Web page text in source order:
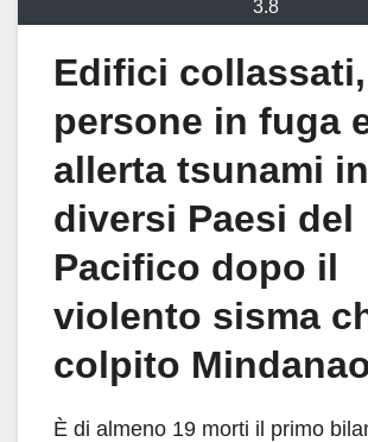
3.8
Edifici collassati,
persone in fuga
allerta tsunami in
diversi Paesi del
Pacifico dopo il
violento sisma
colpito
È di almeno 19 morti il primo